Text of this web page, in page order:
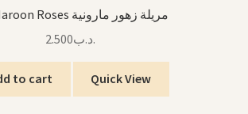
Bib Maroon Roses مريلة زهور مارونية
.د.ب2.500
to cart Quick View